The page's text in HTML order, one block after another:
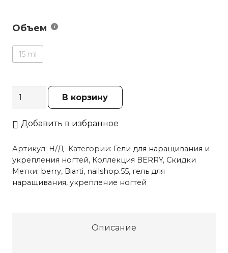
Объем
15 ml
Количество
Гель
02
В корзину
Добавить в избранное
Артикул: Н/Д Категории: Гели для наращивания и
укрепления ногтей, Коллекция BERRY, Скидки
Метки: berry, Biarti, nailshop.55, гель для
наращивания, укрепление ногтей
Описание